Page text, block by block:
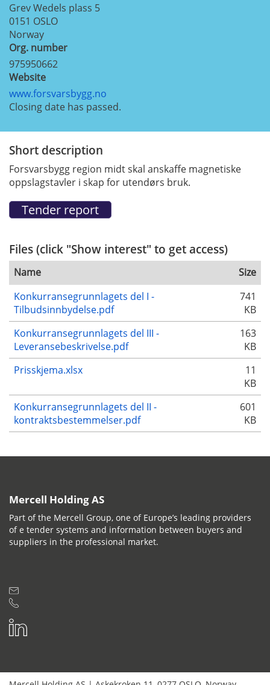
Grev Wedels plass 5
0151 OSLO
Norway
Org. number
975950662
Website
www.forsvarsbygg.no
Closing date has passed.
Short description
Forsvarsbygg region midt skal anskaffe magnetiske
oppslagstavler i skap for utendørs bruk.
Files (click "Show interest" to get access)
Name
Size
Konkurransegrunnlagets del I -
Tilbudsinnbydelse.pdf
741
KB
Konkurransegrunnlagets del III -
Leveransebeskrivelse.pdf
163
KB
Prisskjema.xlsx
11
KB
Konkurransegrunnlagets del II -
kontraktsbestemmelser.pdf
601
KB
Mercell Holding AS
Part of the Mercell Group, one of Europe’s leading providers
of e tender systems and information between buyers and
suppliers in the professional market.